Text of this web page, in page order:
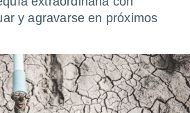
y agravarse en próximos